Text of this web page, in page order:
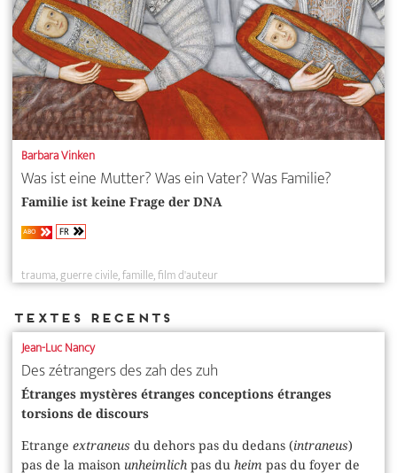
Barbara Vinken
Was ist eine Mutter? Was ein Vater? Was Familie?
Familie ist keine Frage der DNA
ABO FR
trauma guerre civile famille film d'auteur
Textes recents
Jean-Luc Nancy
Des zétrangers des zah des zuh
Étranges mystères étranges conceptions étranges
torsions de discours
Etrange extraneus du dehors pas du dedans (intraneus)
pas de la maison unheimlich pas du heim pas du foyer de